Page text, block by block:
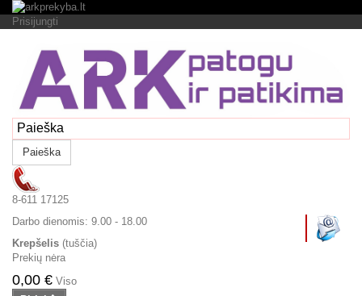
Prisijungti
Paieška
8-611 17125
Darbo dienomis: 9.00 - 18.00
Krepšelis (tuščia)
Prekių nėra
0,00 € Viso